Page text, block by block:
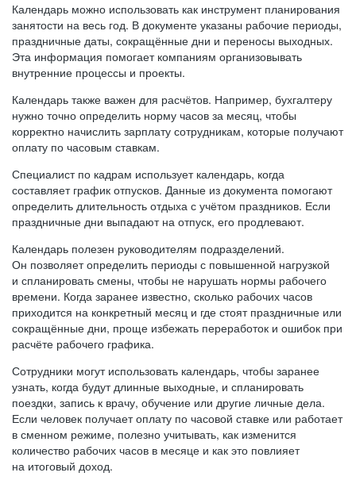
Календарь можно использовать как инструмент планирования
занятости на весь год. В документе указаны рабочие периоды,
праздничные даты, сокращённые дни и переносы выходных.
Эта информация помогает компаниям организовывать
внутренние процессы и проекты.
Календарь также важен для расчётов. Например, бухгалтеру
нужно точно определить норму часов за месяц, чтобы
корректно начислить зарплату сотрудникам, которые получают
оплату по часовым ставкам.
Специалист по кадрам использует календарь, когда
составляет график отпусков. Данные из документа помогают
определить длительность отдыха с учётом праздников. Если
праздничные дни выпадают на отпуск, его продлевают.
Календарь полезен руководителям подразделений.
Он позволяет определить периоды с повышенной нагрузкой
и спланировать смены, чтобы не нарушать нормы рабочего
времени. Когда заранее известно, сколько рабочих часов
приходится на конкретный месяц и где стоят праздничные или
сокращённые дни, проще избежать переработок и ошибок при
расчёте рабочего графика.
Сотрудники могут использовать календарь, чтобы заранее
узнать, когда будут длинные выходные, и спланировать
поездки, запись к врачу, обучение или другие личные дела.
Если человек получает оплату по часовой ставке или работает
в сменном режиме, полезно учитывать, как изменится
количество рабочих часов в месяце и как это повлияет
на итоговый доход.